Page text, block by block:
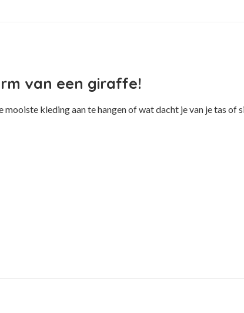
van een giraffe!
kleding aan te hangen of wat dacht je van je tas of